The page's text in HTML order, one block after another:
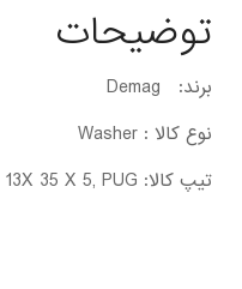
توضیحات
برند: Demag
نوع کالا : Washer
تیپ کالا: 13X 35 X 5, PUG